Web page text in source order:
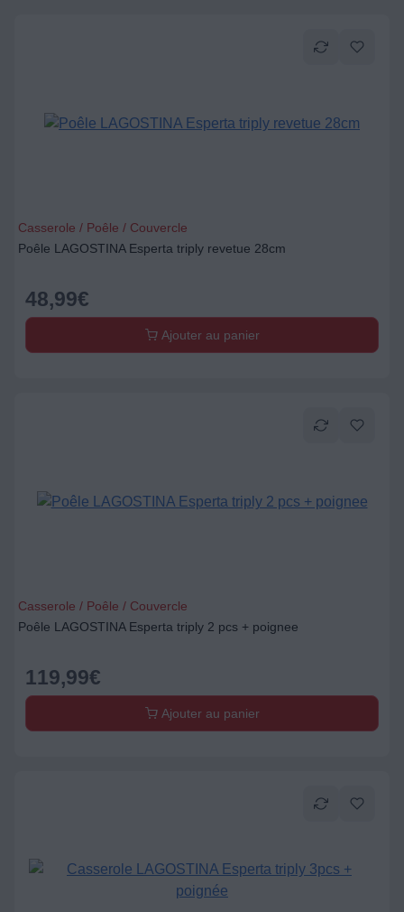
Casserole / Poêle / Couvercle
Poêle LAGOSTINA Esperta triply revetue 28cm
48,99€
Ajouter au panier
Casserole / Poêle / Couvercle
Poêle LAGOSTINA Esperta triply 2 pcs + poignee
119,99€
Ajouter au panier